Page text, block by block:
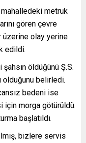
metruk
gören çevre
üzerine olay yerine
edildi.
öldüğünü Ş.S.
olduğunu belirledi.
bedeni ise
için morga götürüldü.
başlatıldı.
bizlere servis